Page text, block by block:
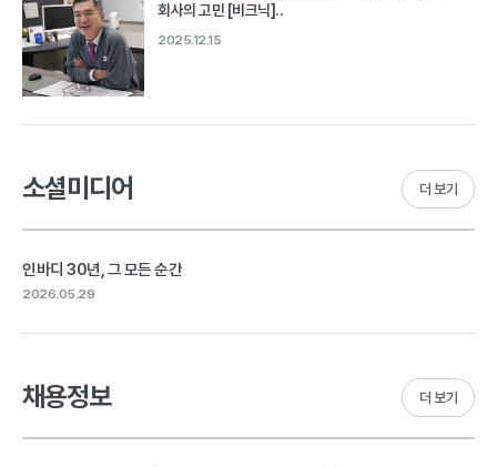
회사의 고민 [비크닉]..
2025.12.15
소셜미디어
인바디 30년, 그 모든 순간
2026.05.29
더 보기
채용정보 더 보기